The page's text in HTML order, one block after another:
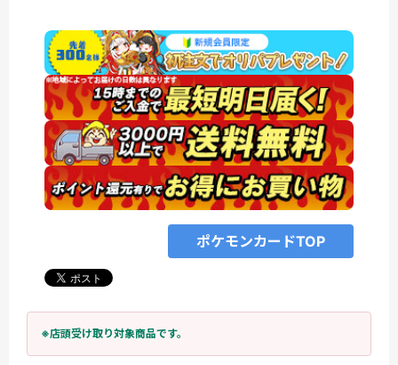
ポケモンカードTOP
※店頭受け取り対象商品です。